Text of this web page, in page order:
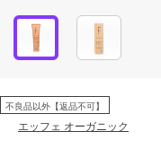
不良品以外【返品不可】
エッフェ オーガニック